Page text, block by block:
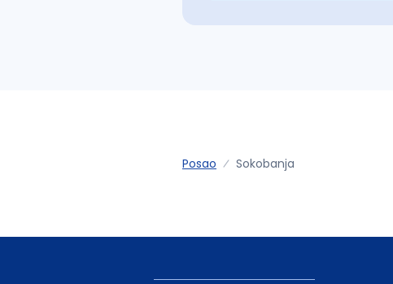
Posao Sokobanja